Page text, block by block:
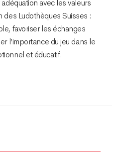
avec les valeurs
des Ludothèques Suisses :
favoriser les échanges
l’importance du jeu dans le
et éducatif.